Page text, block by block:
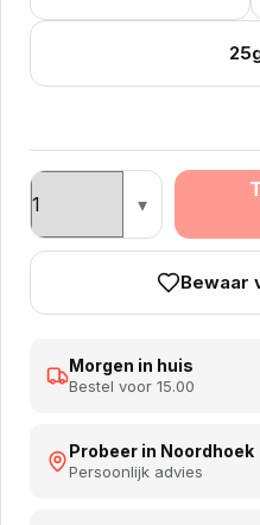
Winmau Van Gerwen
Bewaar
Morgen in huis
Bestel voor 15.00
Probeer in Noordhoek
Persoonlijk advies